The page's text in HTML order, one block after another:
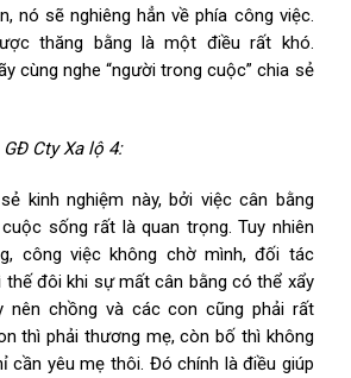
nó sẽ nghiêng hẳn về phía công việc.
thăng bằng là một điều rất khó.
cùng nghe “người trong cuộc” chia sẻ
Cty Xa lộ 4:
kinh nghiệm này, bởi việc cân bằng
sống rất là quan trọng. Tuy nhiên
công việc không chờ mình, đối tác
thế đôi khi sự mất cân bằng có thể xẩy
nên chồng và các con cũng phải rất
thì phải thương mẹ, còn bố thì không
cần yêu mẹ thôi. Đó chính là điều giúp